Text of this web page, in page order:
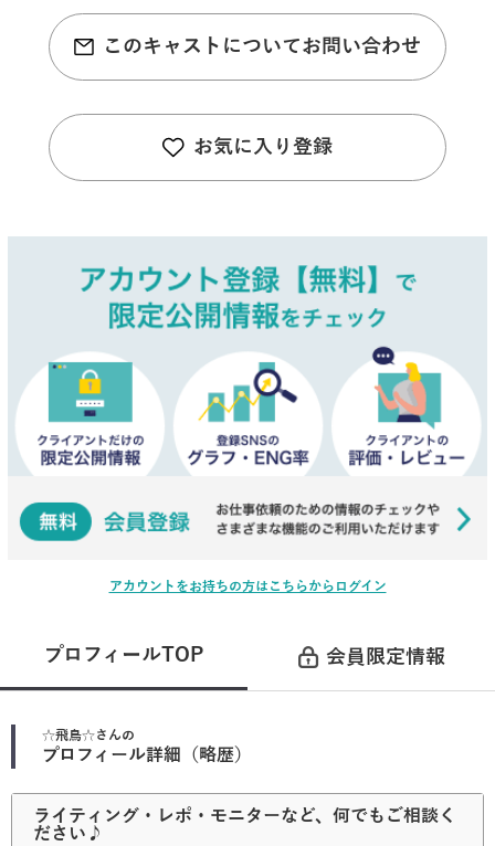
このキャストについてお問い合わせ
お気に入り登録
アカウントをお持ちの方はこちらからログイン
プロフィールTOP 会員限定情報
☆飛鳥☆さんの
プロフィール詳細（略歴）
ライティング・レポ・モニターなど、何でもご相談く
ださい♪